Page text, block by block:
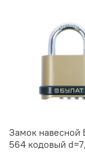
Замок навесной
564 кодовый